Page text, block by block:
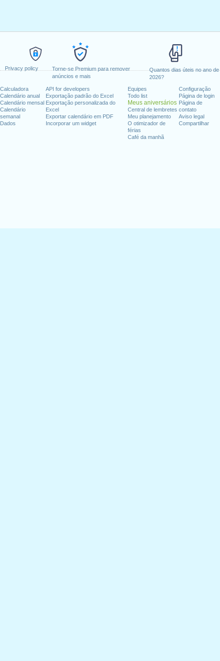
Privacy policy
Torne-se Premium para remover
anúncios e mais
Quantos dias úteis no ano de
2026?
Calculadora
Calendário anual
Calendário mensal
Calendário
semanal
Dados
API for developers
Exportação padrão do Excel
Exportação personalizada do
Excel
Exportar calendário em PDF
Incorporar um widget
Equipes
Todo list
Meus aniversários
Central de lembretes
Meu planejamento
O otimizador de
férias
Café da manhã
Configuração
Página de login
Página de
contato
Aviso legal
Compartilhar